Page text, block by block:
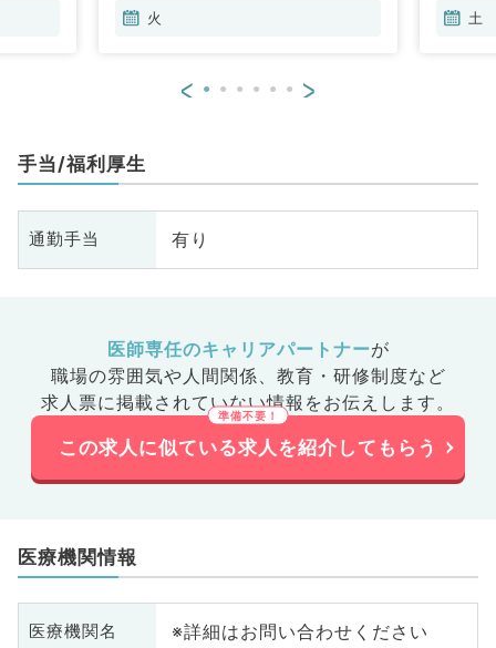
火 土
< >
手当/福利厚生
通勤手当 有り
医師専任のキャリアパートナーが
職場の雰囲気や人間関係、 教育・研修制度など
求人票に掲載されていない情報をお伝えします。
この求人に似ている求人を紹介してもらう
医療機関情報
医療機関名 ※詳細はお問い合わせください